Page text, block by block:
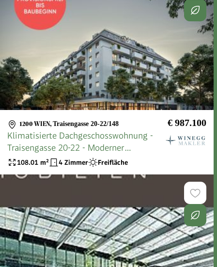
1200 WIEN, Traisengasse 20-22/148 € 987.100
Klimatisierte Dachgeschosswohnung -
Traisengasse 20-22 - Moderner
Lebensraum mit Donaublick
108.01 m² 4 Zimmer Freifläche